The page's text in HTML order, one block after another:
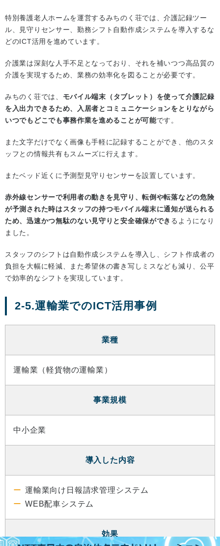
特別養護老人ホームを運営するみちのく荘では、介護記録ツー
ル、見守りセンサー、勤務シフト自動作成システムを導入するな
どのICT活用を進めています。
介護業は深刻な人手不足となっており、それを補いつつ高品質の
介護を実現するため、業務の効率化を図ることが必要です。
みちのく荘では、 モバイル端末（タブレット）を使って介護記録
を入出力できるため、入居者とコミュニケーションをとりながら
いつでもどこでも事務作業を進めることが可能です。
また文字だけでなく画像も手軽に記録することができ、他のスタ
ッフとの情報共有もスムーズに行えます。
またベッド近くに予測型見守りセンサーを設置しています。
赤外線センサーで利用者の動きを見守り、転倒や転落などの危険
が予測された時はスタッフの持つモバイル端末に通知が送られる
ため、迅速かつ無駄のない見守りと安全確保ができ るようになり
ました。
スタッフのシフトは自動作成システムを導入し、シフト作成者の
負担を大幅に軽減、また希望休の書き写しミスなども減り、公平
で効率的なシフトを実現しています。
2-5.運輸業でのICT活用事例
業種
運輸業（軽貨物の運輸業）
事業規模
中小企業
導入した内容
運輸業向け日報請求管理システム
WEB配車システム
効果